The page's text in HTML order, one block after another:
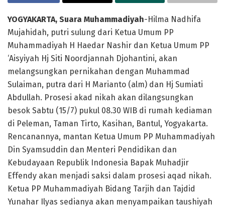
YOGYAKARTA, Suara Muhammadiyah-Hilma Nadhifa
Mujahidah, putri sulung dari Ketua Umum PP
Muhammadiyah H Haedar Nashir dan Ketua Umum PP
‘Aisyiyah Hj Siti Noordjannah Djohantini, akan
melangsungkan pernikahan dengan Muhammad
Sulaiman, putra dari H Marianto (alm) dan Hj Sumiati
Abdullah. Prosesi akad nikah akan dilangsungkan
besok Sabtu (15/7) pukul 08.30 WIB di rumah kediaman
di Peleman, Taman Tirto, Kasihan, Bantul, Yogyakarta.
Rencanannya, mantan Ketua Umum PP Muhammadiyah
Din Syamsuddin dan Menteri Pendidikan dan
Kebudayaan Republik Indonesia Bapak Muhadjir
Effendy akan menjadi saksi dalam prosesi aqad nikah.
Ketua PP Muhammadiyah Bidang Tarjih dan Tajdid
Yunahar Ilyas sedianya akan menyampaikan taushiyah